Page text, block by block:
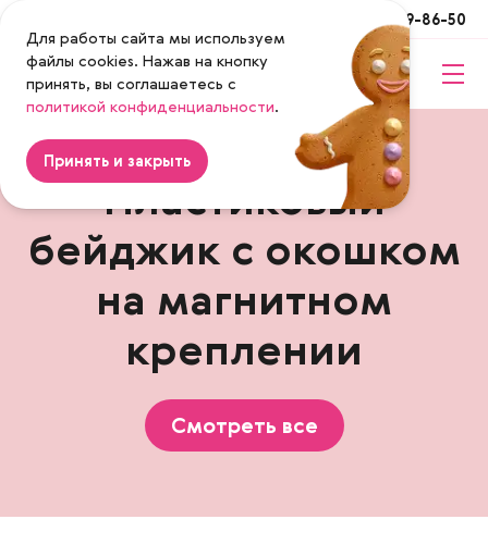
+7 (495) 649-86-50
Magenta
Пластиковый
бейджик с окошком
на магнитном
креплении
Смотреть все
Для работы сайта мы используем
файлы cookies. Нажав на кнопку
принять, вы соглашаетесь с
политикой конфиденциальности.
Принять и закрыть